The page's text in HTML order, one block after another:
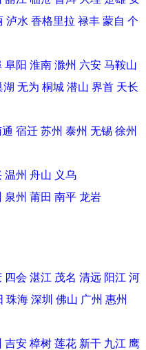
泸水 香格里拉 禄丰 蒙自 个
阜阳 淮南 滁州 六安 马鞍山
湖 无为 桐城 潜山 界首 天长
宿迁 苏州 泰州 无锡 徐州
温州 舟山 义乌
泉州 莆田 南平 龙岩
四会 湛江 茂名 清远 阳江 河
珠海 深圳 佛山 广州 惠州
吉安 樟树 莲花 新干 九江 鹰